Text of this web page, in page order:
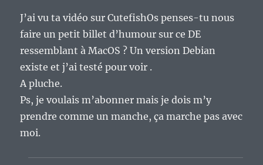
J’ai vu ta vidéo sur CutefishOs penses-tu nous
faire un petit billet d’humour sur ce DE
ressemblant à MacOS ? Un version Debian
existe et j’ai testé pour voir .
A pluche.
Ps, je voulais m’abonner mais je dois m’y
prendre comme un manche, ça marche pas avec
moi.